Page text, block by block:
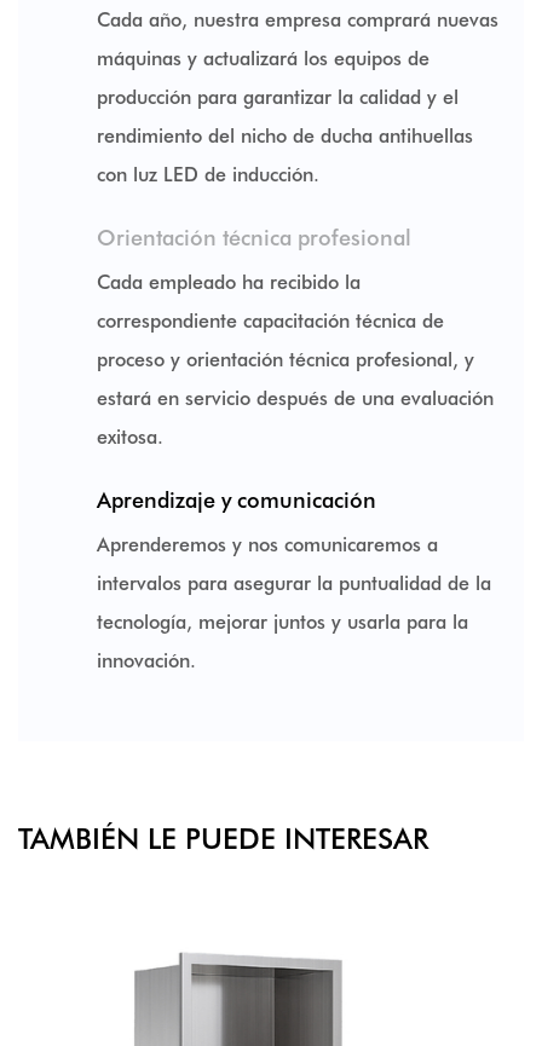
Cada año, nuestra empresa comprará nuevas
máquinas y actualizará los equipos de
producción para garantizar la calidad y el
rendimiento del nicho de ducha antihuellas
con luz LED de inducción.
Orientación técnica profesional
Cada empleado ha recibido la
correspondiente capacitación técnica de
proceso y orientación técnica profesional, y
estará en servicio después de una evaluación
exitosa.
Aprendizaje y comunicación
Aprenderemos y nos comunicaremos a
intervalos para asegurar la puntualidad de la
tecnología, mejorar juntos y usarla para la
innovación.
TAMBIÉN LE PUEDE INTERESAR